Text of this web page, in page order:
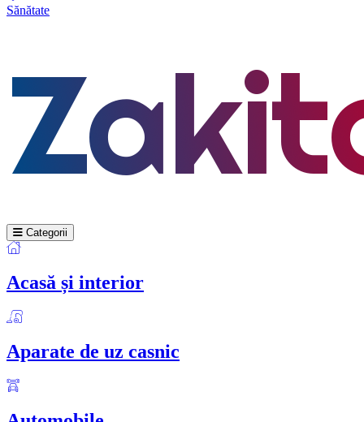
Sănătate
Categorii
Acasă și interior
Aparate de uz casnic